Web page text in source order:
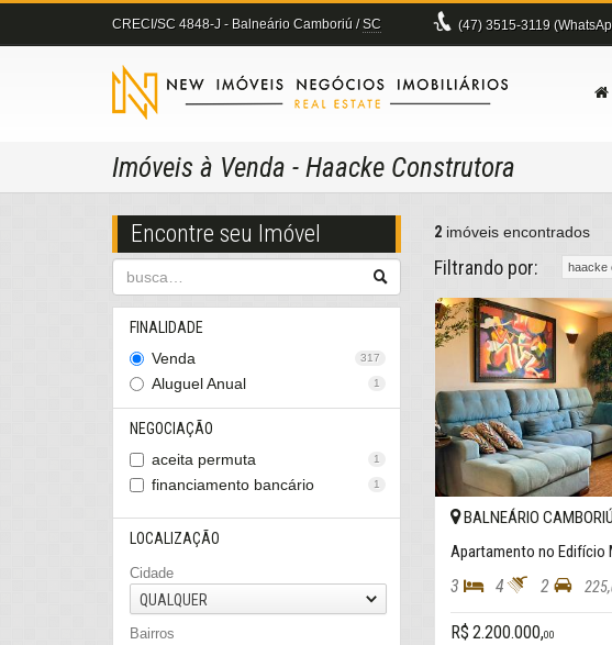
CRECI/SC 4848-J - Balneário Camboriú /SC (47) 3515-3119
Imóveis à Venda - Haacke Construtora
Encontre seu Imóvel
FINALIDADE
Venda
317
Aluguel Anual 1
NEGOCIAÇÃO
aceita permuta
1
financiamento bancário 1
LOCALIZAÇÃO
Cidade
QUALQUER
Bairros
2imóveis encontrados
Filtrando por: haacke
BALNEÁRIO
Apartamento no Edifício
3 4 2 225,
R$ 2.200.000,00